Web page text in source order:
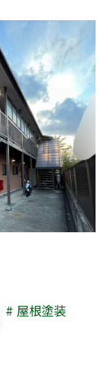
屋根塗装